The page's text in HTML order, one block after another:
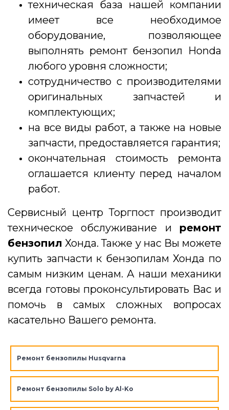
техническая база нашей компании
имеет все необходимое
оборудование, позволяющее
выполнять ремонт бензопил Honda
любого уровня сложности;
сотрудничество с производителями
оригинальных запчастей и
комплектующих;
на все виды работ, а также на новые
запчасти, предоставляется гарантия;
окончательная стоимость ремонта
оглашается клиенту перед началом
работ.
Cервисный центр Торгпост производит
техническое обслуживание и ремонт
бензопил Хонда. Также у нас Вы можете
купить запчасти к бензопилам Хонда по
самым низким ценам. А наши механики
всегда готовы проконсультировать Вас и
помочь в самых сложных вопросах
касательно Вашего ремонта.
Ремонт бензопилы Husqvarna
Ремонт бензопилы Solo by Al-Ko